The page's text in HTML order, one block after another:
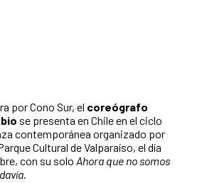
por Cono Sur, el coreógrafo
se presenta en Chile en el ciclo
contemporánea organizado por
Cultural de Valparaíso, el día
con su solo Ahora que no somos